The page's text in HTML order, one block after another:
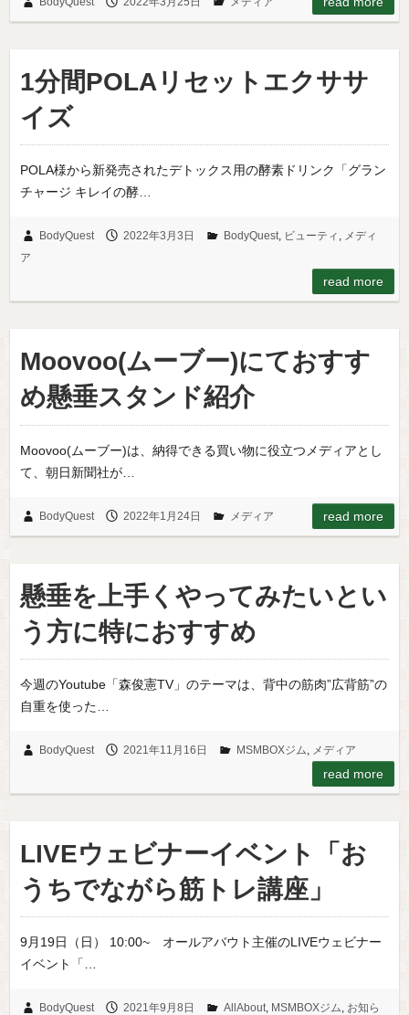
1分間POLAリセットエクササ
イズ
POLA様から新発売されたデトックス用の酵素ドリンク「グラン
チャージ キレイの酵…
BodyQuest 2022年3月3日 BodyQuest, ビューティ , メディ
ア
read more
Moovoo(ムーブー)にておすす
め懸垂スタンド紹介
Moovoo(ムーブー)は、納得できる買い物に役立つメディアとし
て、朝日新聞社が…
BodyQuest 2022年1月24日 メディア read more
懸垂を上手くやってみたいとい
う方に特におすすめ
今週のYoutube「森俊憲TV」のテーマは、背中の筋肉”広背筋”の
自重を使った…
BodyQuest 2021年11月16日 MSMBOXジム メディア
read more
LIVEウェビナーイベント「お
うちでながら筋トレ講座」
9月19日（日） 10:00~ オールアバウト主催のLIVEウェビナー
イベント「…
BodyQuest 2021年9月8日 AllAbout, MSMBOXジム, お知ら